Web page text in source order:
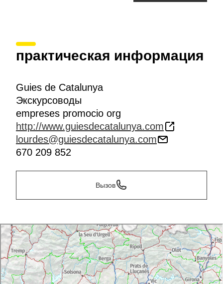
практическая информация
Guies de Catalunya
Экскурсоводы
empreses promocio org
http://www.guiesdecatalunya.com
lourdes@guiesdecatalunya.com
670 209 852
Вызов